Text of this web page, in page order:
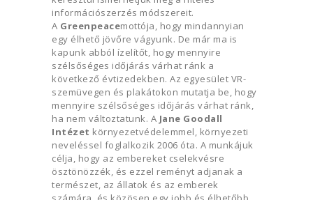
információszerzés módszereit.
A Greenpeacemottója, hogy mindannyian
egy élhető jövőre vágyunk. De már ma is
kapunk abból ízelítőt, hogy mennyire
szélsőséges időjárás várhat ránk a
következő évtizedekben. Az egyesület VR-
szemüvegen és plakátokon mutatja be, hogy
mennyire szélsőséges időjárás várhat ránk,
ha nem változtatunk. A Jane Goodall
Intézet környezetvédelemmel, környezeti
neveléssel foglalkozik 2006 óta. A munkájuk
célja, hogy az embereket cselekvésre
ösztönözzék, és ezzel reményt adjanak a
természet, az állatok és az emberek